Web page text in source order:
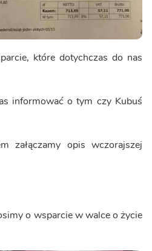
które dotychczas do nas
informować o tym czy Kubuś
załączamy opis wczorajszej
o wsparcie w walce o życie